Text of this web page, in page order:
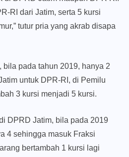
RI dari Jatim, serta 5 kursi
tutur pria yang akrab disapa
bila pada tahun 2019, hanya 2
untuk DPR-RI, di Pemilu
3 kursi menjadi 5 kursi.
DPRD Jatim, bila pada 2019
4 sehingga masuk Fraksi
bertambah 1 kursi lagi